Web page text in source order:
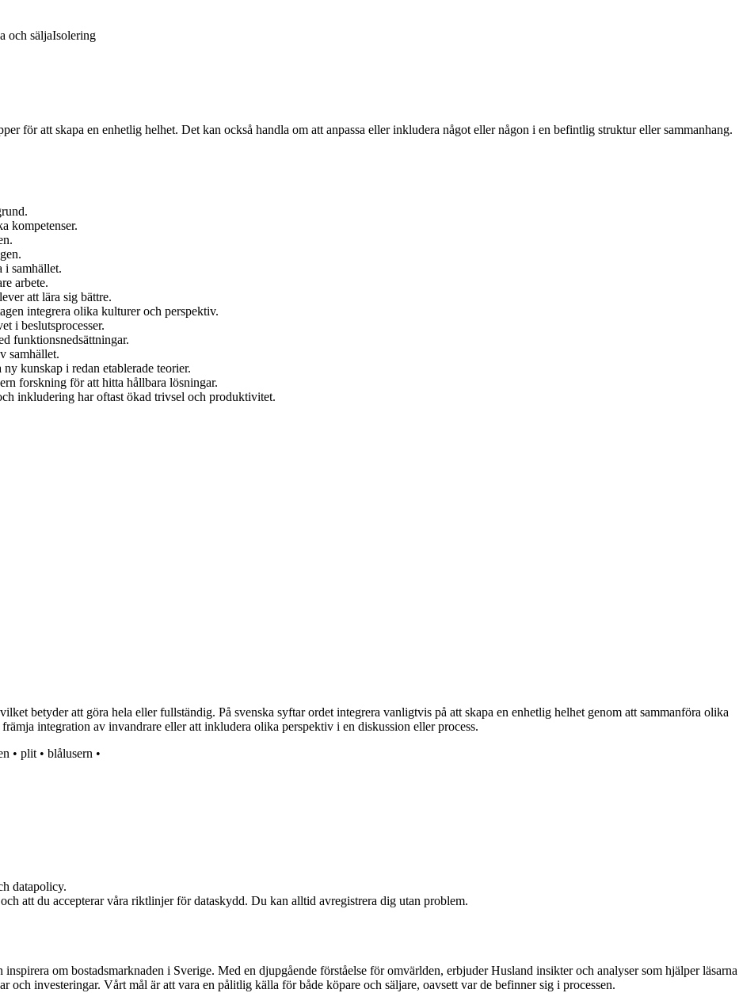
och säljaIsolering
för att skapa en enhetlig helhet. Det kan också handla om att anpassa eller inkludera något eller någon i en befintlig struktur eller sammanhang.
kompetenser.
i samhället.
arbete.
att lära sig bättre.
integrera olika kulturer och perspektiv.
i beslutsprocesser.
funktionsnedsättningar.
samhället.
kunskap i redan etablerade teorier.
forskning för att hitta hållbara lösningar.
inkludering har oftast ökad trivsel och produktivitet.
betyder att göra hela eller fullständig. På svenska syftar ordet integrera vanligtvis på att skapa en enhetlig helhet genom att sammanföra olika
integration av invandrare eller att inkludera olika perspektiv i en diskussion eller process.
• plit • blålusern •
datapolicy.
att du accepterar våra riktlinjer för dataskydd. Du kan alltid avregistrera dig utan problem.
om bostadsmarknaden i Sverige. Med en djupgående förståelse för omvärlden, erbjuder Husland insikter och analyser som hjälper läsarna
och investeringar. Vårt mål är att vara en pålitlig källa för både köpare och säljare, oavsett var de befinner sig i processen.